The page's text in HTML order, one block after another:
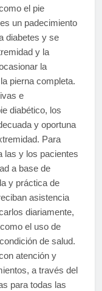
el pie
un padecimiento
diabetes y se
y la
la
pierna completa.
e
diabético, los
y oportuna
Para
las y los pacientes
a base de
y práctica de
asistencia
diariamente,
el uso de
de salud.
atención y
a través del
para todas las